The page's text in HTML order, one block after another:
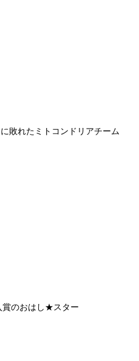
敗れたミトコンドリアチーム
賞のおはし★スター